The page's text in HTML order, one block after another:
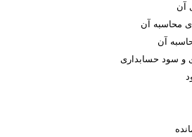
آن
محاسبه آن
آن
و سود حسابداری